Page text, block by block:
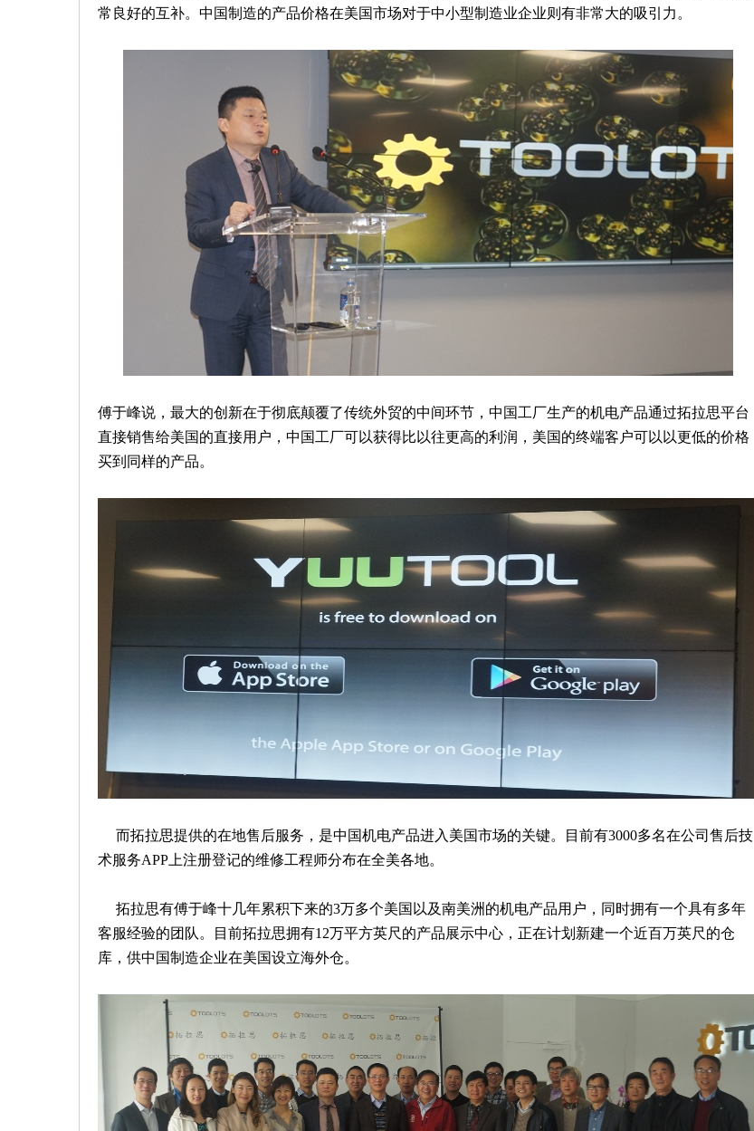
常良好的互补。中国制造的产品价格在美国市场对于中小型制造业企业则有非常大的吸引力。
傅于峰说，最大的创新在于彻底颠覆了传统外贸的中间环节，中国工厂生产的机电产品通过拓拉思平台
直接销售给美国的直接用户，中国工厂可以获得比以往更高的利润，美国的终端客户可以以更低的价格
买到同样的产品。
而拓拉思提供的在地售后服务，是中国机电产品进入美国市场的关键。目前有3000多名在公司售后技
术服务APP上注册登记的维修工程师分布在全美各地。
拓拉思有傅于峰十几年累积下来的3万多个美国以及南美洲的机电产品用户，同时拥有一个具有多年
客服经验的团队。目前拓拉思拥有12万平方英尺的产品展示中心，正在计划新建一个近百万英尺的仓
库，供中国制造企业在美国设立海外仓。